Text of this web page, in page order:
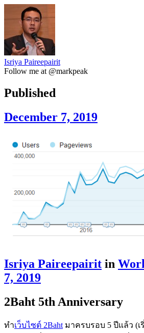
Isriya Paireepairit
Follow me at @markpeak
Published
December 7, 2019
Isriya Paireepairit in
7, 2019
2Baht 5th Anniversary
ทำเว็บไซต์ 2Bahtมาครบรอบ 5 ปีแล้ว (เ